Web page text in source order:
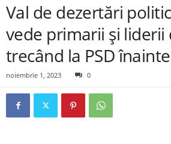
Val de dezertări
vede primarii și liderii
trecând la PSD
noiembrie 1, 2023 0